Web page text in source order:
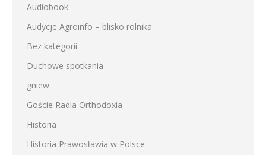
Audiobook
Audycje Agroinfo – blisko rolnika
Bez kategorii
Duchowe spotkania
gniew
Goście Radia Orthodoxia
Historia
Historia Prawosławia w Polsce